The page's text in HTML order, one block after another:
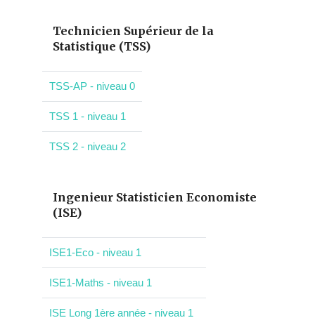
Technicien Supérieur de la
Statistique (TSS)
TSS-AP - niveau 0
TSS 1 - niveau 1
TSS 2 - niveau 2
Ingenieur Statisticien Economiste
(ISE)
ISE1-Eco - niveau 1
ISE1-Maths - niveau 1
ISE Long 1ère année - niveau 1